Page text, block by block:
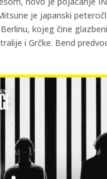
je japanski
kojeg čine
i Grčke. Bend